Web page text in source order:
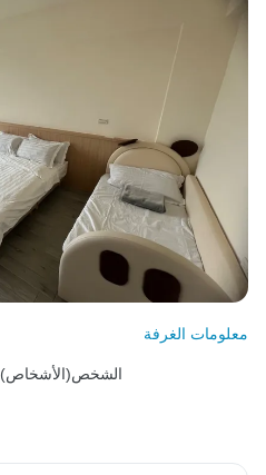
معلومات الغرفة
1~2 الشخص(الأشخاص)